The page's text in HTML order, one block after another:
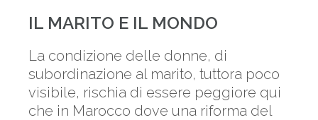
IL MARITO E IL MONDO
La condizione delle donne, di
subordinazione al marito, tuttora poco
visibile, rischia di essere peggiore qui
che in Marocco dove una riforma del